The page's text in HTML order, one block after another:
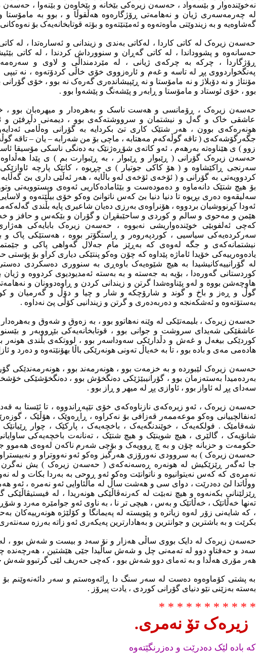
نەخوێندەوار و بێسەواد ، حەسەن زیرەکى بێخانە و بێخاوەن و بێنەوا ، حەسەن
لە چەرمەسەرى ژیان و نەهامەتى ڕۆژگارەوە هەڵقوڵا و ، بوو بە مامۆستا
گەشاوەیە و بە زیندوێتى ماوەتەوە و ئەمێنێتەوە و بۆتە قوتابخانەیەک بۆ
حەسەن زیرەک لە کاتى کاردا ، لەکاتى بەندى و زیندانى و ئەسارەتدا ، لە
حەسانەوە و پشووداندا ، لە کاتى گەڕان و سنوورداش کردندا ، لە کاتى
ڕۆژگاردا ، چرکە بە چرکەى ژیانى ، لە مێردمنداڵى و لاوى و
پەنگخواردووى پڕ لە تاسە و غەم و ئارەزووى خۆى خاڵى کردۆتەوە ، نە تیپى
مۆنتاژ و نە دۆبلاژ و نە مامۆستا و نە ڕێپیشاندەرى گەرەک نە بوو ، خۆى
بوو ، خۆى ئوستاد و مامۆستا و ڕابەر و پێشەنگ و پێشەوا بوو .
حەسەن زیرەک ، ڕۆمانسى و هەست ناسک و بەهرەدار و میهرەبان بوو ،
عاشقى خاک و گەل و نیشتمان و سرووشتەکەى بوو ، دیمەنى دڵڕفێن و
هونەرەکەى بوون ، هەر شتێک کارى تێ بکردایە بە گۆرانى وەڵامى
جگەرگۆشەکەى ( تاقە گوڵەکەم مەهتابە ، ماچى بۆ من شەرابە – یان – تاقە
زوو ) ى هێناوەتە بەرهەم ، ئەو کاتەى شۆڕەژنێک بە دەنگى ناسکى مۆسیقا
حەسەن زیرەک گۆرانى ( ڕێبوار و ڕێبوار ، بە ڕێبوارت بم ) ى پێدا
سەرنجى ڕاکێشاوە و ( هۆ کاکى جوتیار ) ى چڕیوە ، کاتێک پارچە
کردوویەتى بە گۆرانى و ( ئۆخەى ئۆخەى لەو باڵایە ، هەر ئەڵێى دارى بێ
بۆ هیچ شتێک دانەماوە و دەمودەست و بێئامادەکاریى ئەوەى ویستوویەتى
سەلیقەوە دەرى بڕیوە تا دنیا دنیا بێ کەس ناتوانێ وەکو خۆى بیڵێتەوە و
ئەودا کڕنووشیان بردووە ، هۆنراوەى بەرزى دەیان شاعیرى پایە بڵندى
هێمن و مەحوى و سالم و کوردى و ساحێبقڕان و گۆران و بێکەس و حافز و
کەچى ئەلفوبێى خوێندەواریشى نەبووە ، حەسەن زیرەک بابایەکى
سەرکردەیەکى سیاسیى ، کوردپەروەر و ڕاستگۆتر بووە ، هەستێکى پاک و
نیشتمانەکەى و جگە لەوەى کە بەڕێز مام جەلال گەواهى پاکى و
یادەوەرییەکى خۆیدا ئاماژە پێداوە کە چۆن وەکو پنتێکى دیارى کراو بۆ پۆستى
لە گۆرانییەکانیشیدا بە هیچ شێوەیەک باوەڕى بە سنوورى دەسکردى
کوردستانى گەورەدا ، بۆیە بە جەستە و بە بەستە ئەمدیودیوى کردووە و ژیان
هاوچەشن بووە و لەو پێناوەشدا گرتن و زیندانى کردن و ڕاوەدوونان و
گوڵ و ڕەز و باخ و گوند و شارۆچکە و شار و چیا و دۆڵ و گەرمیان و
بەستۆتەوە و ئەشکەنجە و دەربەدەرى و گرتن و زیندانیى کۆڵى پێ نەداوە .
حەسەن زیرەک ، بلیمەتێکى لە وێنە نەهاتوو بوو ، بە زەوق و شەوق و
عاشقێکى شەیداى سروشت و جوانى بوو ، قوتابخانەیەکى بێڕووبەر و
کوردێکى بیغەل و غەش و دڵدارێکى سەوداسەر بوو ، لووتکەى بڵندى
هادەمى مەى و بادە بوو ، تا بە خەیاڵ تەونى هونەرێکى باڵا بهۆنێتەوە و دەرد و
حەسەن زیرەک لێبوردە و بە خزمەت بوو ، هونەرمەند بوو ، هونەرمەندێکى
بەردەمیدا بەستەزمان بوو ، گۆرانیبێژێکى دەنگخۆش بوو ، دەنگخۆشێکى
سەداى پڕ لە ئاواز بوو ، ئاوازى پڕ لە میهر و ڕاز بوو .
حەسەن زیرەک ، ئەو زیرەکەى نازناوەکەى خۆى تێپەڕاندووە ، تا ئێستا
ئەنفالچییانى وەکو موعەممەر قەزافى بۆ نەکراوە ، ڕاڕەوێک ، هۆڵێک ،
شەقامێک . فولکەیەک ، خوێندنگەیەک ، باخچەیەک ، پارکێک ، چوار ڕێیانێک
شانۆیەک ، گالێرى ، هیچ شوینێک و هیچ شتێک ، تەنانەت باخچەیەکى ساوایانى
حکومەت و حزبانە چۆن و بە چ ڕوویەک و بۆچى شەرم ناکەن لەوەى هەموو
حەسەن زیرەک ) بە سروودى نەورۆزى هەرگیز وەکو ئەو نەووتراو و
جا ئەگەر ڕێزێکیش لە هونەرە ڕەسەنەکەى ( حەسەن زیرەک ) یش نەگرن !
نەمرەى کە کەس نەیتوانیوە و ناتوانێت وەکو ئەو ڕوحى بە بەردا بکات و لە
ووڵاتدا لێ دەدرێت ، دواى سى و هەشت ساڵ لە ماڵئاوایى ئەو نەمرە ، ئەو
ڕێزلێنانى بکەنەوە و هیچ نەبێت لە کەرنەڤاڵێکى هونەریدا ، لە فیستیڤاڵێکى
تەنها خەڵاتێک ، خەڵاتێک و بەس ، هیچى تر نا ، بە ناوى ئەو جوامێرە مەرد و
، کە شایەنى زۆر لەوە زیاترە و پێویستە لە پەیمانگا و کۆلێژە هونەرییەکان
بکرێت و بە باشترین و جوانترین و بەهادارترین پەیکەرى ئەو زاتە بەرزە
حەسەن زیرەک لە دایک بووى ساڵى هەزار و نۆ سەد و بیست و شەش بوو
سەد و حەفتاو دوو لە تەمەنى چل و شەش ساڵیدا جێى هێشتین ، هەرچەندە
هەر مۆرى هەڵدا و بە تەماى دوو شەش بوو ، کەچى حەریف لێى گرتبوو شەش
بە پشتى کۆماوەوە دەست لە سەر سنگ دا ڕائەوەستم و سەر دائەنەوێنم
بەستە بەزێنى نێو دنیاى گۆرانى کوردى ، یادت پیرۆز .
* * * * * * * * * * *
زیرەک تۆ نەمرى.
کە بادە لێک دەدرێت و دەزرنگێتەوە